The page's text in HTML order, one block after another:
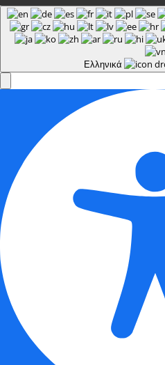
Ελληνικά